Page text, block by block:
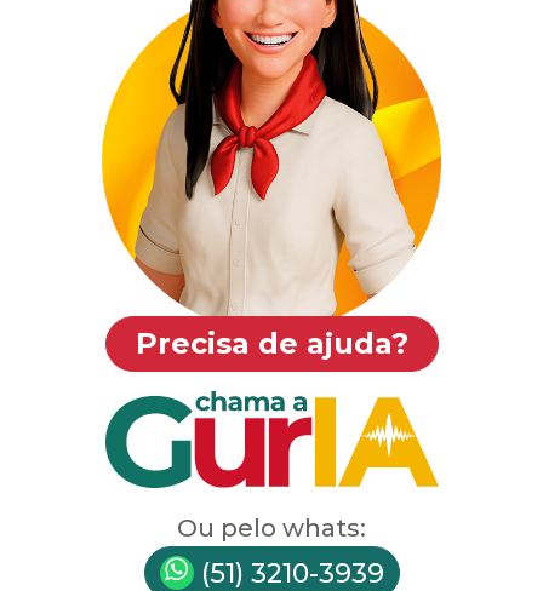
Precisa de ajuda?
Ou pelo whats:
(51) 3210-3939